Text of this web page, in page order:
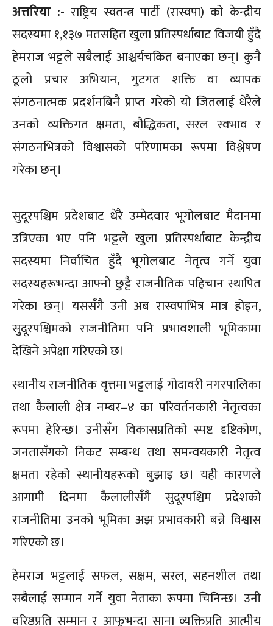
अत्तरिया :- राष्ट्रिय स्वतन्त्र पार्टी (रास्वपा) को केन्द्रीय
सदस्यमा १,१३७ मतसहित खुला प्रतिस्पर्धाबाट विजयी हुँदै
हेमराज भट्टले सबैलाई आश्चर्यचकित बनाएका छन्। कुनै
ठूलो प्रचार अभियान, गुटगत शक्ति वा व्यापक
संगठनात्मक प्रदर्शनबिनै प्राप्त गरेको यो जितलाई धेरैले
उनको व्यक्तिगत क्षमता, बौद्धिकता, सरल स्वभाव र
संगठनभित्रको विश्वासको परिणामका रूपमा विश्लेषण
गरेका छन्।
सुदूरपश्चिम प्रदेशबाट धेरै उम्मेदवार भूगोलबाट मैदानमा
उत्रिएका भए पनि भट्टले खुला प्रतिस्पर्धाबाट केन्द्रीय
सदस्यमा निर्वाचित हुँदै भूगोलबाट नेतृत्व गर्ने युवा
सदस्यहरूभन्दा आफ्नो छुट्टै राजनीतिक पहिचान स्थापित
गरेका छन्। यससँगै उनी अब रास्वपाभित्र मात्र होइन,
सुदूरपश्चिमको राजनीतिमा पनि प्रभावशाली भूमिकामा
देखिने अपेक्षा गरिएको छ।
स्थानीय राजनीतिक वृत्तमा भट्टलाई गोदावरी नगरपालिका
तथा कैलाली क्षेत्र नम्बर–४ का परिवर्तनकारी नेतृत्वका
रूपमा हेरिन्छ। उनीसँग विकासप्रतिको स्पष्ट दृष्टिकोण,
जनतासँगको निकट सम्बन्ध तथा समन्वयकारी नेतृत्व
क्षमता रहेको स्थानीयहरूको बुझाइ छ। यही कारणले
आगामी दिनमा कैलालीसँगै सुदूरपश्चिम प्रदेशको
राजनीतिमा उनको भूमिका अझ प्रभावकारी बन्ने विश्वास
गरिएको छ।
हेमराज भट्टलाई सफल, सक्षम, सरल, सहनशील तथा
सबैलाई सम्मान गर्ने युवा नेताका रूपमा चिनिन्छ। उनी
वरिष्ठप्रति सम्मान र आफूभन्दा साना व्यक्तिप्रति आत्मीय